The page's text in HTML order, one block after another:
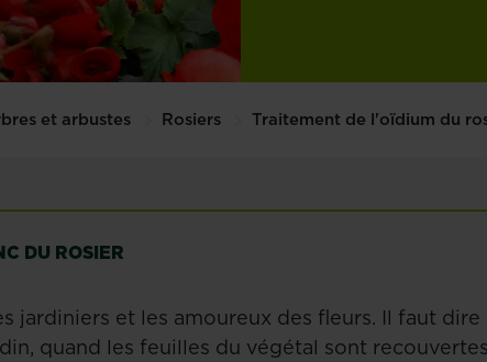
et arbustes Rosiers Traitement de l'oïdium du
DU ROSIER
jardiniers et les amoureux des fleurs. Il faut dire
quand les feuilles du végétal sont recouvertes